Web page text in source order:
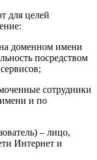
для целей
доменном имени
посредством
сотрудники
и по
– лицо,
Интернет и